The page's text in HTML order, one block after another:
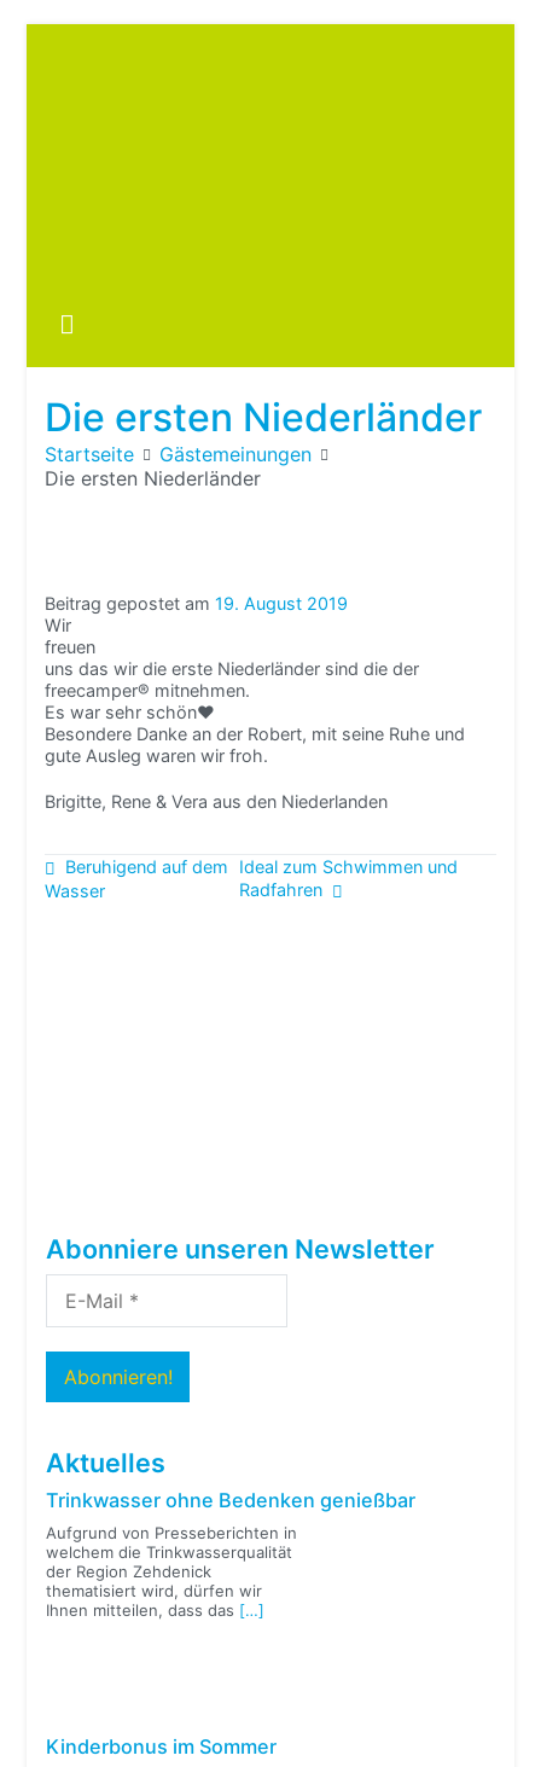
Die ersten Niederländer
Startseite
Gästemeinungen
Die ersten Niederländer
Beitrag gepostet am19. August 2019
Wir
freuen
uns das wir die erste Niederländer sind die der
freecamper® mitnehmen.
Es war sehr schön❤
Besondere Danke an der Robert, mit seine Ruhe und
gute Ausleg waren wir froh.
Brigitte, Rene & Vera aus den Niederlanden
Beitragsnavigation
Beruhigend auf dem
Wasser
Ideal zum Schwimmen und
Radfahren
Abonniere unseren Newsletter
Aktuelles
Trinkwasser ohne Bedenken genießbar
Aufgrund von Presseberichten in
welchem die Trinkwasserqualität
der Region Zehdenick
thematisiert wird, dürfen wir
Ihnen mitteilen, dass das […]
Kinderbonus im Sommer